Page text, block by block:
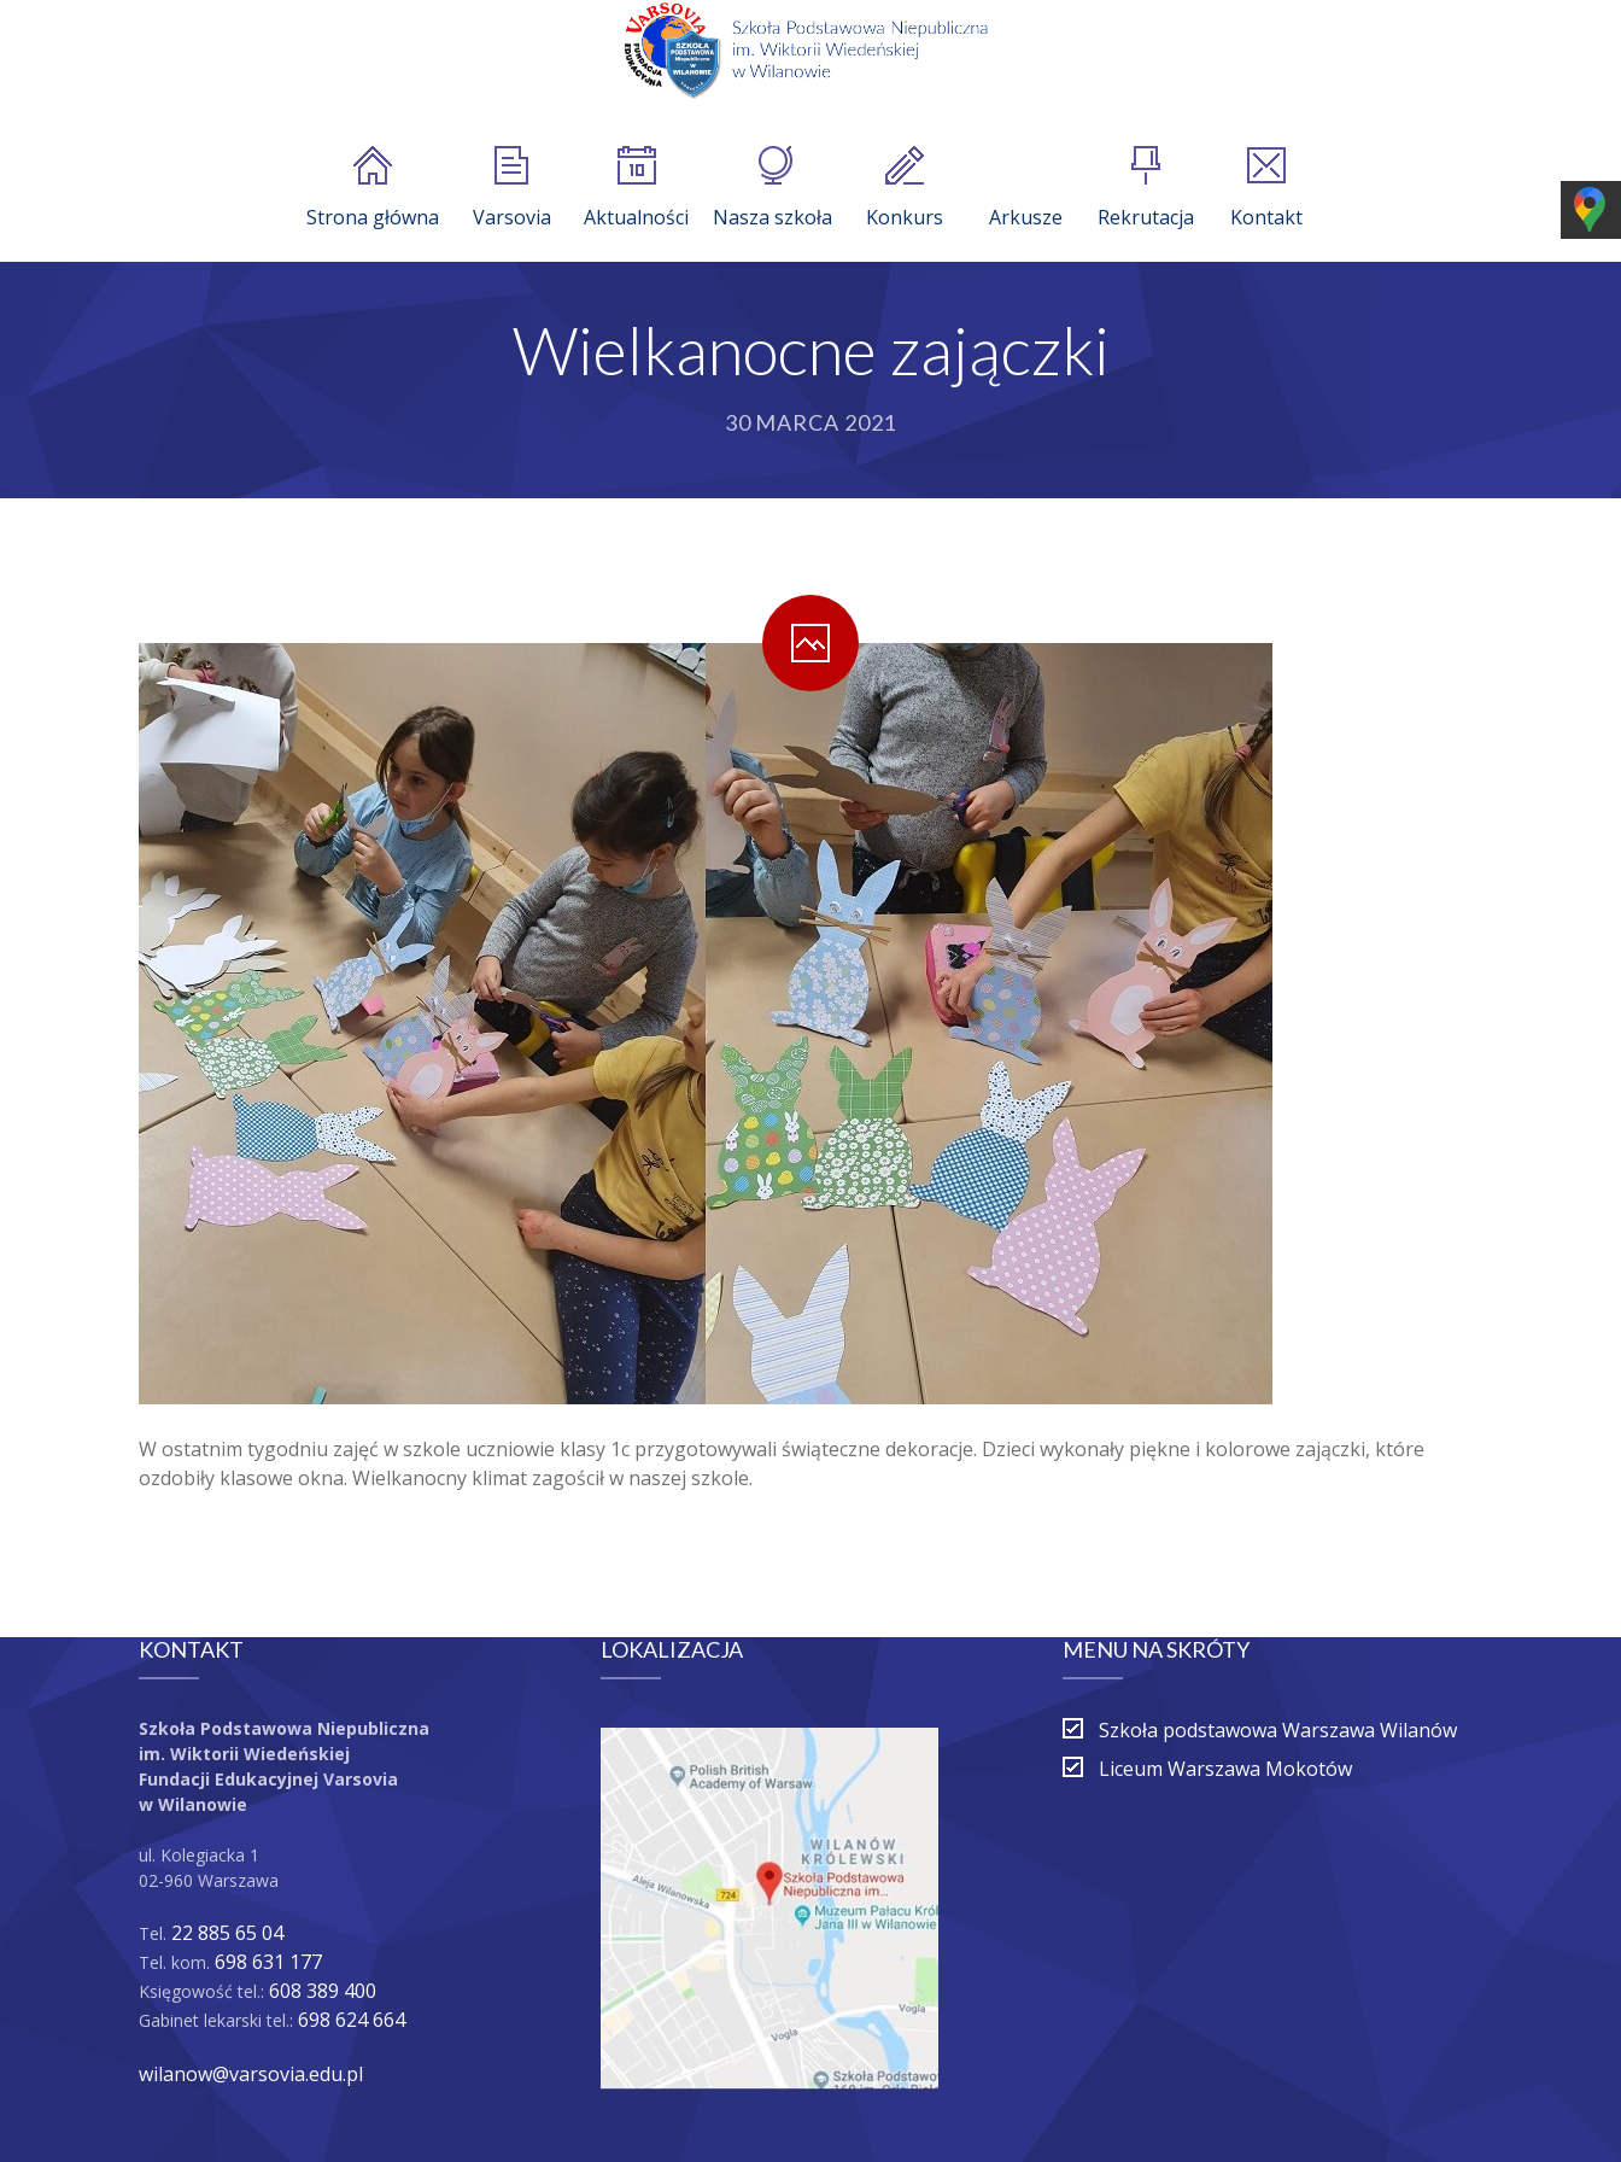
Strona główna Varsovia Aktualności Nasza szkoła Konkurs Arkusze Rekrutacja Kontakt
Wielkanocne zajączki
30 MARCA 2021
W ostatnim tygodniu zajęć w szkole uczniowie klasy 1c przygotowywali świąteczne dekoracje. Dzieci wykonały piękne i kolorowe zajączki, które
ozdobiły klasowe okna. Wielkanocny klimat zagościł w naszej szkole.
KONTAKT
Szkoła Podstawowa Niepubliczna
im. Wiktorii Wiedeńskiej
Fundacji Edukacyjnej Varsovia
w Wilanowie
ul. Kolegiacka 1
02-960 Warszawa
Tel. 22 885 65 04
Tel. kom. 698 631 177
Księgowość tel.: 608 389 400
Gabinet lekarski tel.: 698 624 664
wilanow@varsovia.edu.pl
LOKALIZACJA MENU NA SKRÓTY
Szkoła podstawowa Warszawa Wilanów
Liceum Warszawa Mokotów